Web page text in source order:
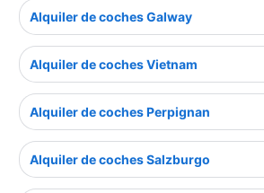
Alquiler de coches Galway
Alquiler de coches Vietnam
Alquiler de coches Perpignan
Alquiler de coches Salzburgo